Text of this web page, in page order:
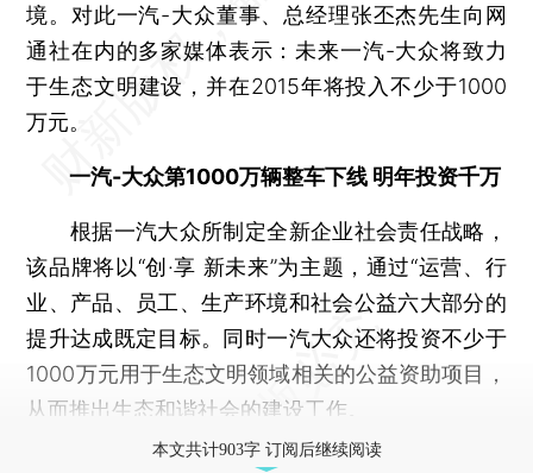
境。对此一汽-大众董事、总经理张丕杰先生向网
通社在内的多家媒体表示：未来一汽-大众将致力
于生态文明建设，并在2015年将投入不少于1000
万元。
一汽-大众第1000万辆整车下线 明年投资千万
根据一汽大众所制定全新企业社会责任战略，
该品牌将以“创·享 新未来”为主题，通过“运营、行
业、产品、员工、生产环境和社会公益六大部分的
提升达成既定目标。同时一汽大众还将投资不少于
1000万元用于生态文明领域相关的公益资助项目，
从而推出生态和谐社会的建设工作。
本文共计903字 订阅后继续阅读